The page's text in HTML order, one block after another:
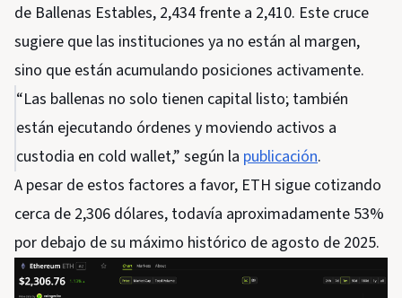
de Ballenas Estables, 2,434 frente a 2,410. Este cruce
sugiere que las instituciones ya no están al margen,
sino que están acumulando posiciones activamente.
“Las ballenas no solo tienen capital listo; también
están ejecutando órdenes y moviendo activos a
custodia en cold wallet,” según la publicación.
A pesar de estos factores a favor, ETH sigue cotizando
cerca de 2,306 dólares, todavía aproximadamente 53%
por debajo de su máximo histórico de agosto de 2025.